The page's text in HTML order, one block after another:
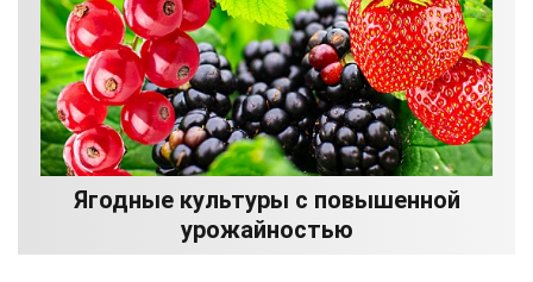
Ягодные культуры с повышенной
урожайностью